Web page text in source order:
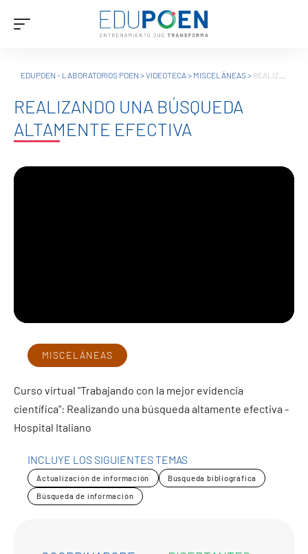
EDUPOEN - LABORATORIOS POEN >VIDEOTECA> MISCELÁNEAS> REALIZANDO UNA BÚSQUEDA ALTAMENTE EFECTIVA
REALIZANDO UNA BÚSQUEDA
ALTAMENTE EFECTIVA
MISCELÁNEAS
Curso virtual "Trabajando con la mejor evidencia
científica": Realizando una búsqueda altamente efectiva -
Hospital Italiano
INCLUYE LOS SIGUIENTES TEMAS
Actualización de información Búsqueda bibliográfica
Búsqueda de información